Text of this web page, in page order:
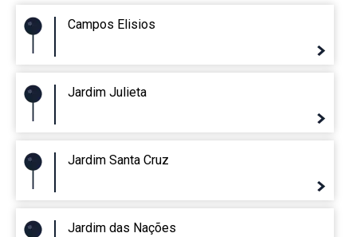
Campos Elisios
Jardim Julieta
Jardim Santa Cruz
Jardim das Nações